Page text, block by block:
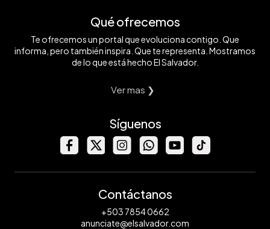
Qué ofrecemos
Te ofrecemos un portal que evoluciona contigo. Que
informa, pero también inspira. Que te representa. Mostramos
de lo que está hecho El Salvador.
Ver mas ❯
Síguenos
Contáctanos
+503 7854 0662
anunciate@elsalvador.com